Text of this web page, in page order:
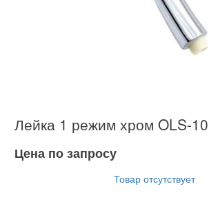
Лейка 1 режим хром OLS-
Цена по запросу
Товар отсутствует